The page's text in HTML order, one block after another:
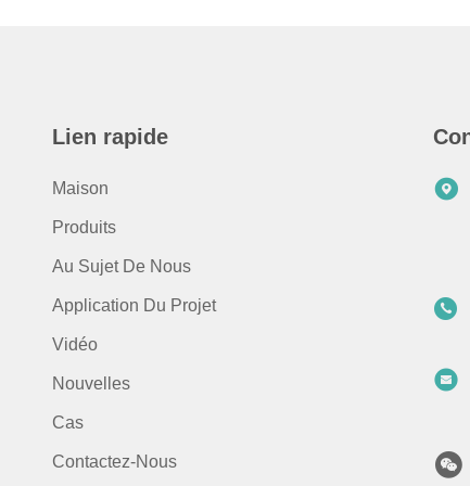
Lien rapide
Maison
Produits
Au Sujet De Nous
Application Du Projet
Vidéo
Nouvelles
Cas
Contactez-Nous